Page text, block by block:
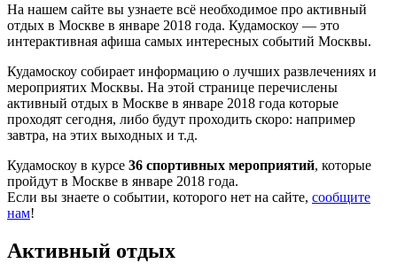
На нашем сайте вы узнаете всё необходимое про активный
отдых в Москве в январе 2018 года. Кудамоскоу — это
интерактивная афиша самых интересных событий Москвы.
Кудамоскоу собирает информацию о лучших развлечениях и
мероприятих Москвы. На этой странице перечислены
активный отдых в Москве в январе 2018 года которые
проходят сегодня, либо будут проходить скоро: например
завтра, на этих выходных и т.д.
Кудамоскоу в курсе 36 спортивных мероприятий, которые
пройдут в Москве в январе 2018 года.
Если вы знаете о событии, которого нет на сайте, сообщите
нам!
Активный отдых